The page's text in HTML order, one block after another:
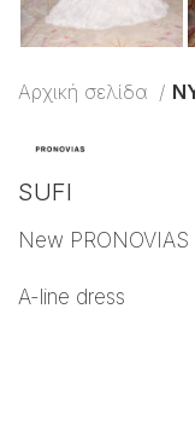
Αρχική σελίδα
SUFI
New
A-line dress